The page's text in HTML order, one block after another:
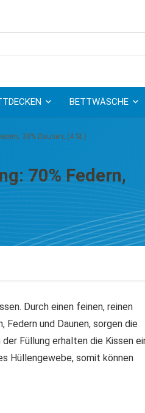
BETTWÄSCHE
30% Daunen, (4 St.)
70% Federn,
Durch einen feinen, reinen
und Daunen, sorgen die
Füllung erhalten die Kissen
Hüllengewebe, somit können